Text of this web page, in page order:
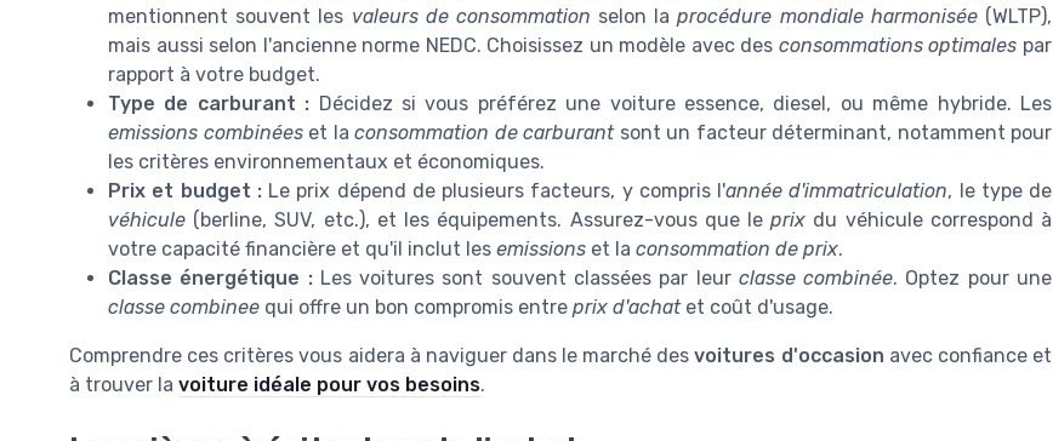
mentionnent souvent les valeurs de consommation selon laprocédure mondiale harmonisée(WLTP),
mais aussi selon l'ancienne norme NEDC. Choisissez un modèle avec des consommations optimales par
rapport à votre budget.
Type de carburant : Décidez si vous préférez une voiture essence, diesel, ou même hybride. Les
emissions combinéeset la consommation de carburantsont un facteur déterminant, notamment pour
les critères environnementaux et économiques.
Prix et budget :Le prix dépend de plusieurs facteurs, y compris l'année d'immatriculation, le type de
véhicule (berline, SUV, etc.), et les équipements. Assurez-vous que leprix du véhicule correspond à
votre capacité financière et qu'il inclut les emissions et la consommation de prix.
Classe énergétique :Les voitures sont souvent classées par leur classe combinée. Optez pour une
classe combinee qui offre un bon compromis entre prix d'achatet coût d'usage.
Comprendre ces critères vous aidera à naviguer dans le marché desvoitures d'occasion avec confiance et
à trouver la voiture idéale pour vos besoins.